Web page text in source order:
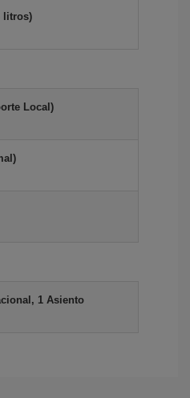
litros)
Local)
1 Asiento